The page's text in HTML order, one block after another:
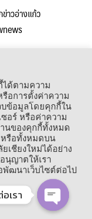
าวอ่างแก้ว
Chiang Mai
ได้ตามความ
รือการตั้งค่าความ
บข้อมูลโดยคุกกี้ใน
อร์ หรือค่าความ
นของคุกกี้ทั้งหมด
หรือทั้งหมดบน
เชียงใหม่ได้อย่าง
นุญาตให้เรา
พัฒนาเว็บไซต์ต่อไป
เรา
OPEN